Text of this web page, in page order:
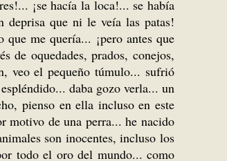
¡se hacía la loca!... se había
deprisa que ni le veía las patas!
me quería... ¡pero antes que
de oquedades, prados, conejos,
veo el pequeño túmulo... sufrió
daba gozo verla... un
pienso en ella incluso en este
motivo de una perra... he nacido
son inocentes, incluso los
todo el oro del mundo... como